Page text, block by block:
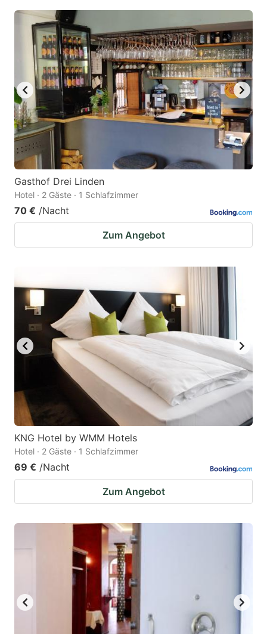
Gasthof Drei Linden
Hotel · 2 Gäste · 1 Schlafzimmer
70 € /Nacht
Zum Angebot
KNG Hotel by WMM Hotels
Hotel · 2 Gäste · 1 Schlafzimmer
69 € /Nacht
Zum Angebot